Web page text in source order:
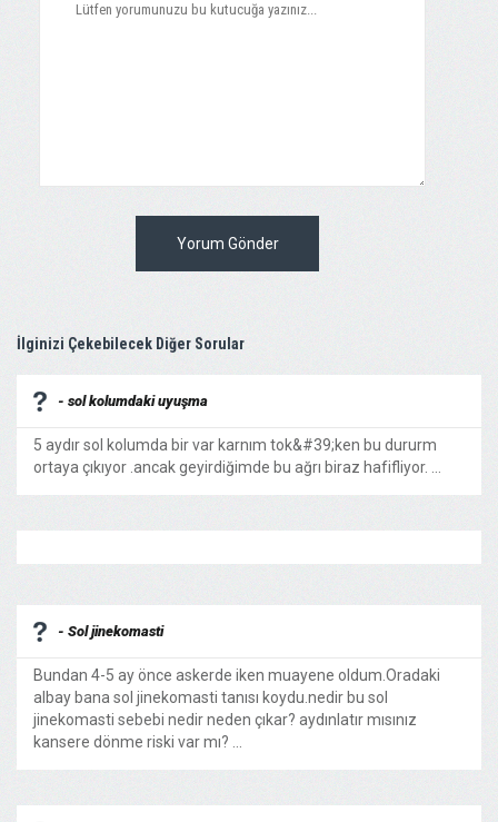
Yorum Gönder
İlginizi Çekebilecek Diğer Sorular
- sol kolumdaki uyuşma
5 aydır sol kolumda bir var karnım tok&#39;ken bu dururm
ortaya çıkıyor .ancak geyirdiğimde bu ağrı biraz hafifliyor. ...
- Sol jinekomasti
Bundan 4-5 ay önce askerde iken muayene oldum.Oradaki
albay bana sol jinekomasti tanısı koydu.nedir bu sol
jinekomasti sebebi nedir neden çıkar? aydınlatır mısınız
kansere dönme riski var mı? ...